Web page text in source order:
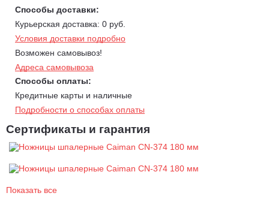
коррозионной устойчивости, увеличения срока службы лезвий
до 3 раз.
Хромирование для стойкости к коррозии и защиты от соков
растений.
Химическое никелирование для дополнительной
коррозионной защиты, твердости и износостойкости.
Фторуглеродное покрытие с термическим отверждением для
чистоты поверхности скольжения, повышения стойкости к
агрессивным воздействиям окружающей среды и соков
растений.
Длина лезвия: 180 мм.
Способы доставки:
Курьерская доставка: 0 руб.
Условия доставки подробно
Возможен самовывоз!
Адреса самовывоза
Способы оплаты:
Кредитные карты и наличные
Подробности о способах оплаты
Сертификаты и гарантия
Показать все